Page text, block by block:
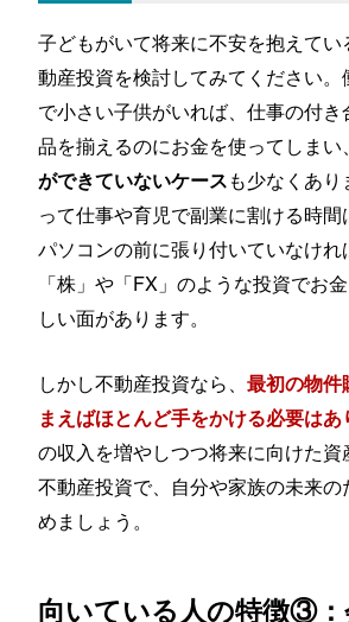
子どもがいて将来に不安を抱えてい
動産投資を検討してみてください
で小さい子供がいれば、仕事の付
品を揃えるのにお金を使ってしまい
ができていないケースも少なくあ
って仕事や育児で副業に割ける時
パソコンの前に張り付いていなけれ
「株」や「FX」のような投資でお
しい面があります。
しかし不動産投資なら、最初の物件
まえばほとんど手をかける必要はあ
の収入を増やしつつ将来に向けた資
不動産投資で、自分や家族の未来
めましょう。
向いている人の特徴③